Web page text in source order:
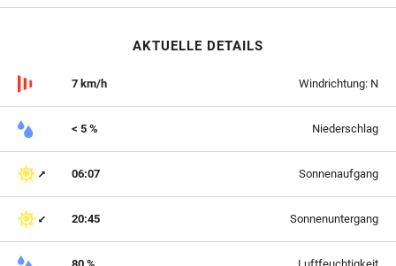
AKTUELLE DETAILS
7 km/h Windrichtung: N
< 5 % Niederschlag
06:07 Sonnenaufgang
20:45 Sonnenuntergang